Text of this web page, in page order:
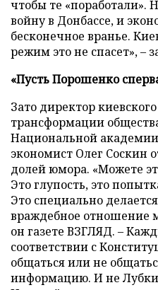
чтобы те «поработали».
войну в Донбассе, и
бесконечное вранье.
режим это не спасет», –
«Пусть Порошенко
Зато директор
трансформации
Национальной
экономист Олег Соскин
долей юмора. «Можете
Это глупость, это
Это специально
враждебное отношение
он газете ВЗГЛЯД. –
соответствии с
общаться или не
информацию. И не